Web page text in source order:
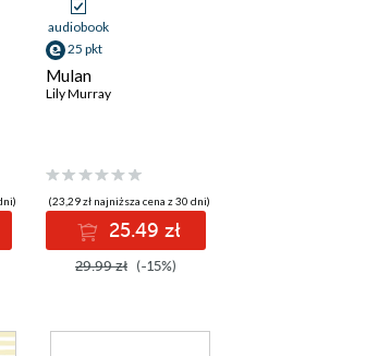
audiobook
25 pkt
Mulan
Lily Murray
(23,29 zł najniższa cena z 30 dni)
25.49 zł
29.99 zł (-15%)